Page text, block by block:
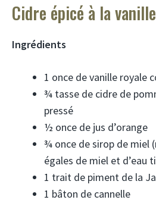
Cidre épicé à la vanille
Ingrédients
1 once de vanille royale
¾ tasse de cidre de
pressé
½ once de jus d’orange
¾ once de sirop de miel
égales de miel et d’eau
1 trait de piment de la
1 bâton de cannelle